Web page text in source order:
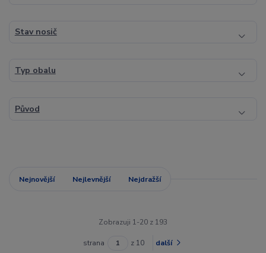
Stav nosič
Typ obalu
Původ
Nejnovější Nejlevnější Nejdražší
Zobrazuji 1-20 z 193
strana z 10 další